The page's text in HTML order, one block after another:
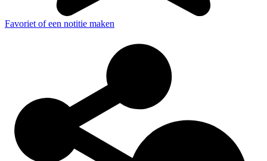
Favoriet of een notitie maken